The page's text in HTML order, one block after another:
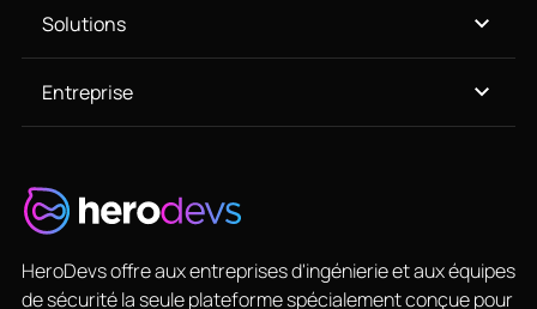
Solutions
Entreprise
HeroDevs offre aux entreprises d'ingénierie et aux équipes
de sécurité la seule plateforme spécialement conçue pour